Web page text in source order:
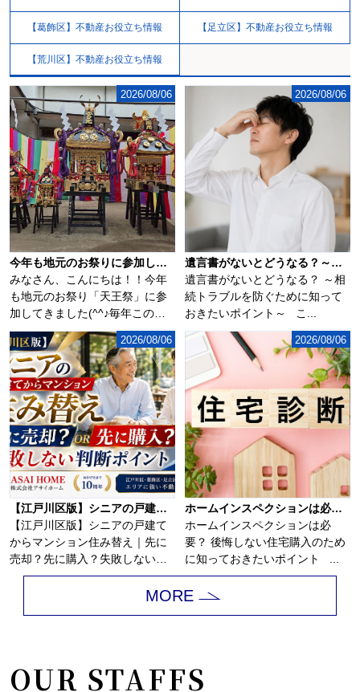
【葛飾区】不動産お役立ち情報 【足立区】不動産お役立ち情報
【荒川区】不動産お役立ち情報
今年も地元のお祭りに参加してきました(^^♪
みなさん、こんにちは！！今年
も地元のお祭り「天王祭」に参
加してきました(^^♪毎年この時
期になるとソ...
2026/08/06
遺言書がないとどうなる？～相続トラブルを防ぐために知っておきたいポイント～
遺言書がないとどうなる？ ～相
続トラブルを防ぐために知って
おきたいポイント～ こ...
2026/08/06
【江戸川区版】シニアの戸建てからマンション住み替え｜先に売却？先に購入？失敗しない判断ポイント！！
【江戸川区版】シニアの戸建て
からマンション住み替え｜先に
売却？先に購入？失敗しない判
断ポイント！戸建...
2026/08/06
ホームインスペクションは必要？
ホームインスペクションは必
要？ 後悔しない住宅購入のため
2026/08/06
MORE
OUR STAFFS